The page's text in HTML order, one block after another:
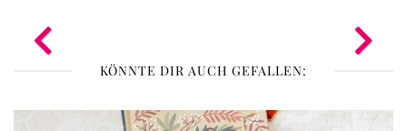
KÖNNTE DIR AUCH GEFALLEN: